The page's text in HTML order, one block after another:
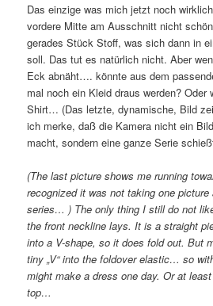
Das einzige was mich jetzt noch
vordere Mitte am Ausschnitt nicht
gerades Stück Stoff, was sich dann in
soll. Das tut es natürlich nicht. Aber
Eck abnäht…. könnte aus dem
mal noch ein Kleid draus werden? Oder
Shirt… (Das letzte, dynamische, Bild
ich merke, daß die Kamera nicht ein
macht, sondern eine ganze Serie
(The last picture shows me running
recognized it was not taking one
series… ) The only thing I still do not
the front neckline lays. It is a straight
into a V-shape, so it does fold out. But
tiny „V“ into the foldover elastic… so
might make a dress one day. Or at
top…